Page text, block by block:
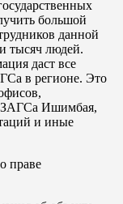
большой
данной
тысяч людей.
даст все
в регионе. Это
ЗАГСа Ишимбая,
и иные
праве